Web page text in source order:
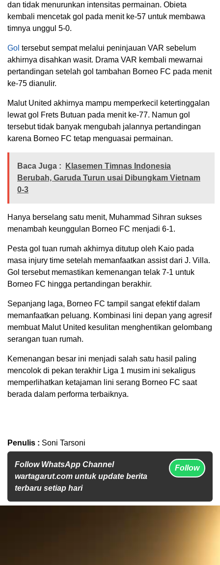
dan tidak menurunkan intensitas permainan. Obieta
kembali mencetak gol pada menit ke-57 untuk membawa
timnya unggul 5-0.
Gol tersebut sempat melalui peninjauan VAR sebelum
akhirnya disahkan wasit. Drama VAR kembali mewarnai
pertandingan setelah gol tambahan Borneo FC pada menit
ke-75 dianulir.
Malut United akhirnya mampu memperkecil ketertinggalan
lewat gol Frets Butuan pada menit ke-77. Namun gol
tersebut tidak banyak mengubah jalannya pertandingan
karena Borneo FC tetap menguasai permainan.
Baca Juga :
Klasemen Timnas Indonesia
Berubah, Garuda Turun usai Dibungkam Vietnam
0-3
Hanya berselang satu menit, Muhammad Sihran sukses
menambah keunggulan Borneo FC menjadi 6-1.
Pesta gol tuan rumah akhirnya ditutup oleh Kaio pada
masa injury time setelah memanfaatkan assist dari J. Villa.
Gol tersebut memastikan kemenangan telak 7-1 untuk
Borneo FC hingga pertandingan berakhir.
Sepanjang laga, Borneo FC tampil sangat efektif dalam
memanfaatkan peluang. Kombinasi lini depan yang agresif
membuat Malut United kesulitan menghentikan gelombang
serangan tuan rumah.
Kemenangan besar ini menjadi salah satu hasil paling
mencolok di pekan terakhir Liga 1 musim ini sekaligus
memperlihatkan ketajaman lini serang Borneo FC saat
berada dalam performa terbaiknya.
Penulis : Soni Tarsoni
Follow WhatsApp Channel
wartagarut.com untuk update berita
terbaru setiap hari
Follow